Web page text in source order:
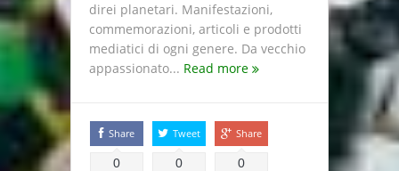
direi planetari. Manifestazioni,
commemorazioni, articoli e prodotti
mediatici di ogni genere. Da vecchio
appassionato... Read more
Share
0
Tweet
0
Share
0